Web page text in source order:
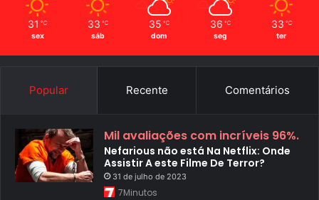
31 ℃
sex
33 ℃
sáb
35 ℃
dom
36 ℃
seg
33 ℃
ter
Popular Recente Comentários
Mil avaliações com incríveis 96%.
Nefarious não está Na Netflix: Onde
Assistir A este Filme De Terror?
31 de julho de 2023
7Minutos